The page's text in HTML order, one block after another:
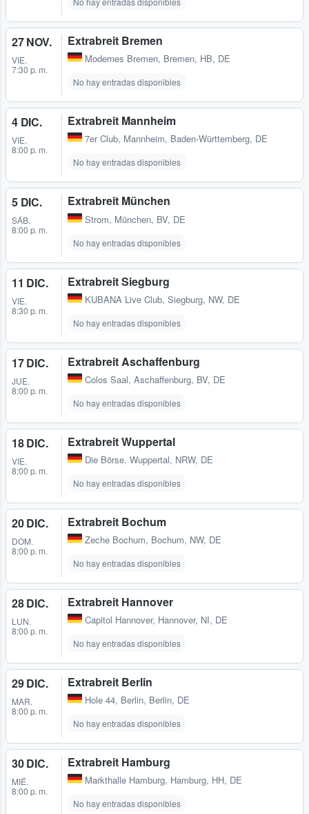
27 NOV.
VIE.
7:30 p. m.
Extrabreit Bremen
Modernes Bremen, Bremen, HB, DE
No hay entradas disponibles
4 DIC.
VIE.
8:00 p. m.
Extrabreit Mannheim
7er Club, Mannheim, Baden-Württemberg, DE
No hay entradas disponibles
5 DIC.
SÁB.
8:00 p. m.
Extrabreit München
Strom, München, BV, DE
No hay entradas disponibles
11 DIC.
VIE.
8:30 p. m.
Extrabreit Siegburg
KUBANA Live Club, Siegburg, NW, DE
No hay entradas disponibles
17 DIC.
JUE.
8:00 p. m.
Extrabreit Aschaffenburg
Colos Saal, Aschaffenburg, BV, DE
No hay entradas disponibles
18 DIC.
VIE.
8:00 p. m.
Extrabreit Wuppertal
Die Börse, Wuppertal, NRW, DE
No hay entradas disponibles
20 DIC.
DOM.
8:00 p. m.
Extrabreit Bochum
Zeche Bochum, Bochum, NW, DE
No hay entradas disponibles
28 DIC.
LUN.
8:00 p. m.
Extrabreit Hannover
Capitol Hannover, Hannover, NI, DE
No hay entradas disponibles
29 DIC.
MAR.
8:00 p. m.
Extrabreit Berlin
Hole 44, Berlin, Berlin, DE
No hay entradas disponibles
30 DIC.
MIÉ.
8:00 p. m.
Extrabreit Hamburg
Markthalle Hamburg, Hamburg, HH, DE
No hay entradas disponibles